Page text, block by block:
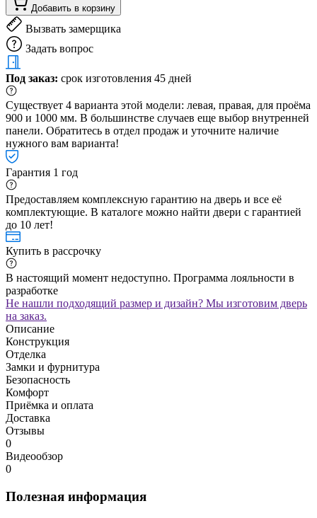
Добавить в корзину
Вызвать замерщика
Задать вопрос
Под заказ: срок изготовления 45 дней
Существует 4 варианта этой модели: левая, правая, для проёма
900 и 1000 мм. В большинстве случаев еще выбор внутренней
панели. Обратитесь в отдел продаж и уточните наличие
нужного вам варианта!
Гарантия 1 год
Предоставляем комплексную гарантию на дверь и все её
комплектующие. В каталоге можно найти двери с гарантией
до 10 лет!
Купить в рассрочку
В настоящий момент недоступно. Программа лояльности в
разработке
Не нашли подходящий размер и дизайн? Мы изготовим дверь
на заказ.
Описание
Конструкция
Отделка
Замки и фурнитура
Безопасность
Комфорт
Приёмка и оплата
Доставка
Отзывы
0
Видеообзор
0
Полезная информация